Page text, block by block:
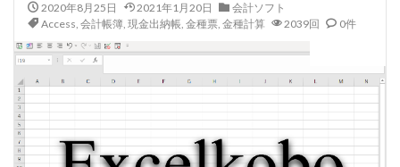
2020年8月25日 2021年1月20日
会計ソフト
Access, 会計帳簿, 現金出納帳, 金種票, 金種計算 2039回 0件
アクセスVBA
アクセスランタイム
アップサイジング
エクスポート
スケジュール表
YouTube
セキュリティ
タスクバー
データベース
データベース設定